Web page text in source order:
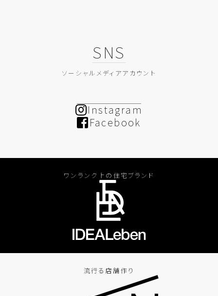
SNS
ソーシャルメディアアカウント
Instagram
Facebook
ワンランク上の住宅ブランド
流行る店舗作り